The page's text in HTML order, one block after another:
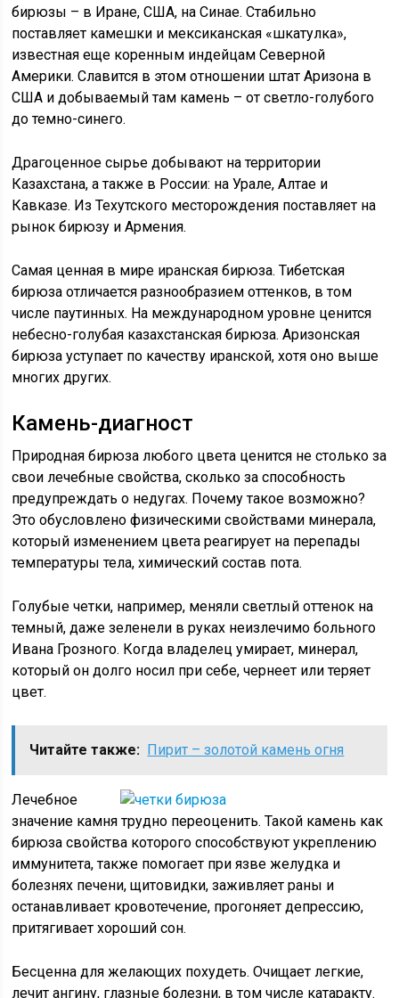
бирюзы – в Иране, США, на Синае. Стабильно
поставляет камешки и мексиканская «шкатулка»,
известная еще коренным индейцам Северной
Америки. Славится в этом отношении штат Аризона в
США и добываемый там камень – от светло-голубого
до темно-синего.
Драгоценное сырье добывают на территории
Казахстана, а также в России: на Урале, Алтае и
Кавказе. Из Техутского месторождения поставляет на
рынок бирюзу и Армения.
Самая ценная в мире иранская бирюза. Тибетская
бирюза отличается разнообразием оттенков, в том
числе паутинных. На международном уровне ценится
небесно-голубая казахстанская бирюза. Аризонская
бирюза уступает по качеству иранской, хотя оно выше
многих других.
Камень-диагност
Природная бирюза любого цвета ценится не столько за
свои лечебные свойства, сколько за способность
предупреждать о недугах. Почему такое возможно?
Это обусловлено физическими свойствами минерала,
который изменением цвета реагирует на перепады
температуры тела, химический состав пота.
Голубые четки, например, меняли светлый оттенок на
темный, даже зеленели в руках неизлечимо больного
Ивана Грозного. Когда владелец умирает, минерал,
который он долго носил при себе, чернеет или теряет
цвет.
Читайте также: Пирит – золотой камень огня
Лечебное
значение камня трудно переоценить. Такой камень как
бирюза свойства которого способствуют укреплению
иммунитета, также помогает при язве желудка и
болезнях печени, щитовидки, заживляет раны и
останавливает кровотечение, прогоняет депрессию,
притягивает хороший сон.
Бесценна для желающих похудеть. Очищает легкие,
лечит ангину, глазные болезни, в том числе катаракту.